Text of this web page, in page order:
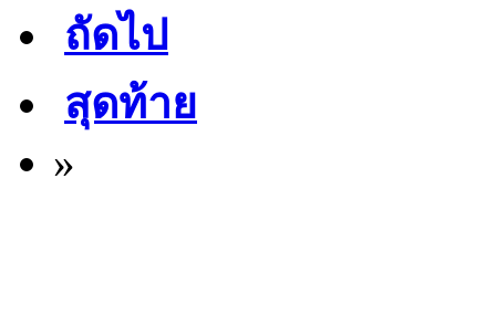
ถัดไป
สุดท้าย
»